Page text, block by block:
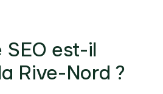
SEO est-il
Rive-Nord ?